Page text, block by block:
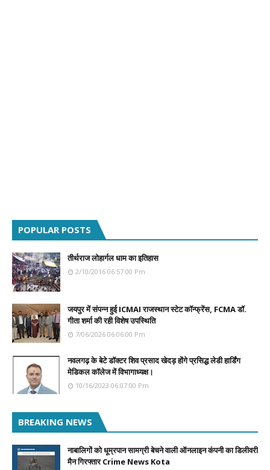
POPULAR POSTS
तीर्थराज लोहार्गल धाम का इतिहास
2/10/2016 06:57:00 Pm
जयपुर में संपन्न हुई ICMAI राजस्थान स्टेट कॉन्फ्रेंस, FCMA डॉ.
गीता शर्मा की रही विशेष उपस्थिति
7/06/2026 06:06:00 Pm
नवलगढ़ के बेटे डॉक्टर शिव प्रसाद खेदड़ होंगे प्रसिद्ध लेडी हार्डिंग
मेडिकल कॉलेज में विभागाध्यक्ष।
10/16/2023 06:07:00 Pm
BREAKING NEWS
नाबालिगों को धूम्रपान सामग्री बेचने वाली ऑनलाइन कंपनी का डिलीवरी
मैन गिरफ्तार Crime News Kota